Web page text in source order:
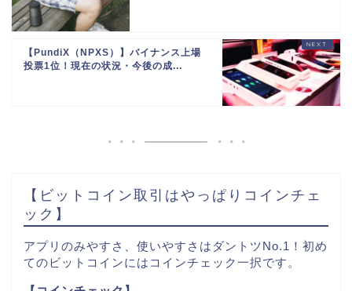
【PundiX（NPXS）】バイナンス上場
投票1位！現在の状況・今後の成...
【ビットコイン取引はやっぱりコインチェ
ック】
アプリのみやすさ、使いやすさはダントツNo.1！初め
てのビットコインにはコインチェック一択です。